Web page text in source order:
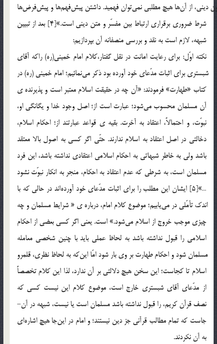
متون ديني، از آن‎ها هيچ مطلبي نمي‎توان فهميد. داشتن پيش‎فهم‎ها و پيش‎فرض‎ها
شرط ضروري برقراري ارتباط بين مفسّر و متن ديني است.»[4] بعد از تبيين
شبهه، لازم است به نقد و بررسي منصفانه آن بپردازيم:
نكته اوّل: براي رعايت امانت در نقل گفتار،‌كلام امام خميني(ره) راكه آقاي
شبستري براي اثبات مدّعاي خود آورده بود ذكر مي‎نمائيم؛ امام خميني (ره)‌ در
كتاب «طهارت» فرمودند: «آن چه در حقيقت اسلام معتبر است و پذيرنده ي
آن مسلمان محسوب مي‎شود؛ عبارت است از؛ اصل وجود خدا و يگانگي او،
نبوّت، و احتمالاً‌، اعتقاد به آخرت. بقيه ي قواعد عبارتند از؛ احكام اسلام،
دخالتي در اصل اعتقاد به اسلام ندارند. حتّي اگر كسي به اصول بالا معتقد
باشد ولي به خاطر شبهاتي به احكام اسلامي اعتقادي نداشته باشد، اين فرد
مسلمان است، به شرطي كه عدم اعتقاد به احكام، منجر به انكار نبوّت نشود
…»[5] ايشان اين مطلب را براي اثبات مدّعاي خود آورده‎اند در حالي كه با
اندك تأمّلي در مي‎يابيم؛ موضوع كلام امام،‌ درباره ي « شرايط مسلمان و چه
چيزي موجب خروج از اسلام مي‎شود.» است. يعني اگر كسي بعضي از احكام
اسلامي را قبول نداشته باشد به لحاظ عملي بايد با چنين شخصي معامله
مسلمان شود و احكام طهارت بر وي بار شود امّا اين‎كه به لحاظ نظري، قلمرو
اسلام تا كجاست؛ اين سخن هيچ دلالتي بر آن ندارد، لذا اين كلام تخصصاً‌
از مدّعاي آقاي شبستري خارج است، موضوع كلام اين نيست كسي که
جاست كه تمام مطالب قرآني جز دين نيستند؛ و امام در اين‎جا هيچ اشاره‎اي
به آن نكردند.